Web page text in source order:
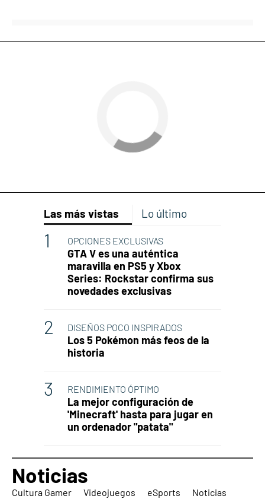
Las más vistas Lo último
OPCIONES EXCLUSIVAS
GTA V es una auténtica
maravilla en PS5 y Xbox
Series: Rockstar confirma sus
novedades exclusivas
DISEÑOS POCO INSPIRADOS
Los 5 Pokémon más feos de la
historia
RENDIMIENTO ÓPTIMO
La mejor configuración de
'Minecraft' hasta para jugar en
un ordenador "patata"
Noticias
Cultura Gamer Videojuegos eSports
Noticias